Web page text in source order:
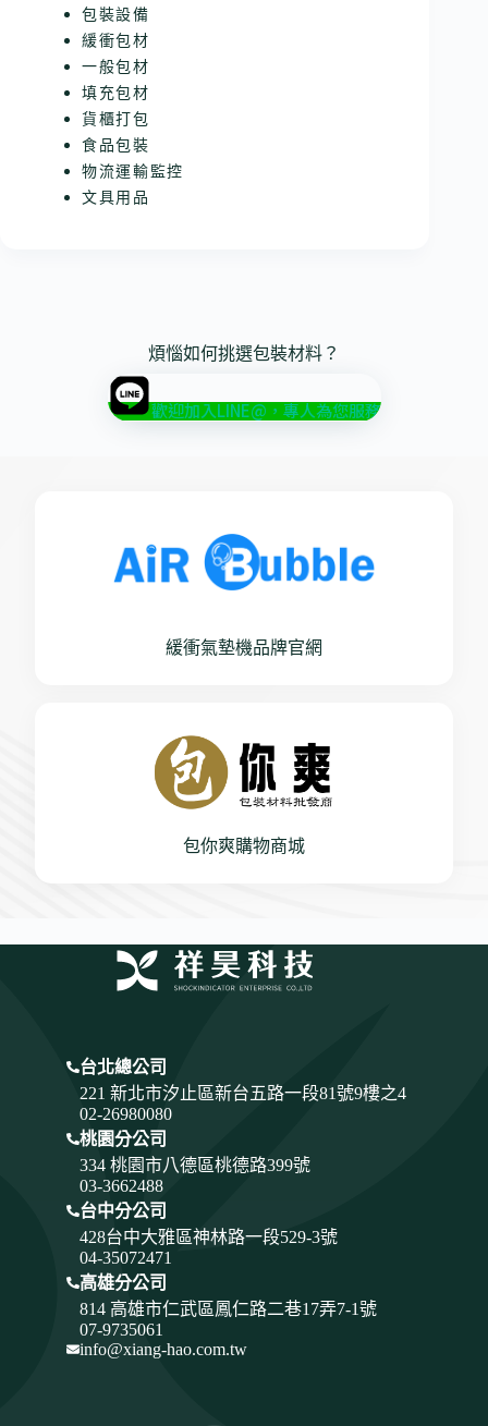
包裝設備
緩衝包材
一般包材
填充包材
貨櫃打包
食品包裝
物流運輸監控
文具用品
煩惱如何挑選包裝材料？
歡迎加入LINE@，專人為您服務
緩衝氣墊機品牌官網
包你爽購物商城
台北總公司
221 新北市汐止區新台五路一段81號9樓之4
02-26980080
桃園分公司
334 桃園市八德區桃德路399號
03-3662488
台中分公司
428台中大雅區神林路一段529-3號
04-35072471
高雄分公司
814 高雄市仁武區鳳仁路二巷17弄7-1號
07-9735061
info@xiang-hao.com.tw